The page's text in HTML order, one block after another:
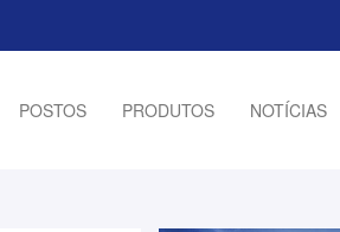
POSTOS PRODUTOS NOTÍCIAS